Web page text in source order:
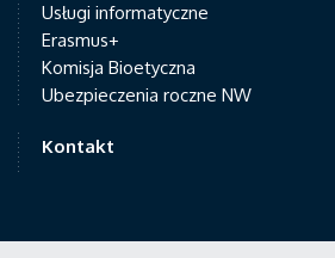
Usługi informatyczne
Erasmus+
Komisja Bioetyczna
Ubezpieczenia roczne NW
Kontakt